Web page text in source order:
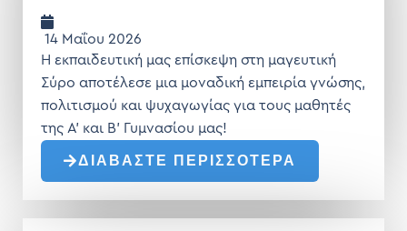
14 Μαΐου 2026
Η εκπαιδευτική μας επίσκεψη στη μαγευτική
Σύρο αποτέλεσε μια μοναδική εμπειρία γνώσης,
πολιτισμού και ψυχαγωγίας για τους μαθητές
της Α’ και Β’ Γυμνασίου μας!
ΔΙΑΒΑΣΤΕ ΠΕΡΙΣΣΟΤΕΡΑ